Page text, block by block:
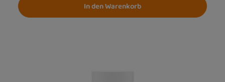
In den Warenkorb